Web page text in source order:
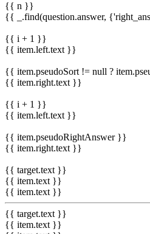
{{ n }}
{{ _.find(question.answer,
{{ i + 1 }}
{{ item.left.text }}
{{ item.pseudoSort != null ?
{{ item.right.text }}
{{ i + 1 }}
{{ item.left.text }}
{{ item.pseudoRightAnswer }}
{{ item.right.text }}
{{ target.text }}
{{ item.text }}
{{ item.text }}
{{ target.text }}
{{ item.text }}